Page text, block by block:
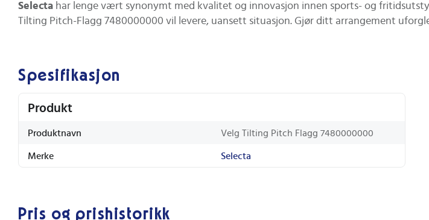
Selecta har lenge vært synonymt med kvalitet og innovasjon innen sports- og
Tilting Pitch-Flagg 7480000000 vil levere, uansett situasjon. Gjør ditt arrangement
Spesifikasjon
Produkt
Produktnavn Velg Tilting Pitch Flagg 7480000000
Merke Selecta
Pris og prishistorikk